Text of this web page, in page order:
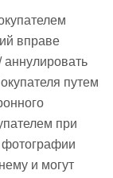
вправе
аннулировать
путем
при
и могут